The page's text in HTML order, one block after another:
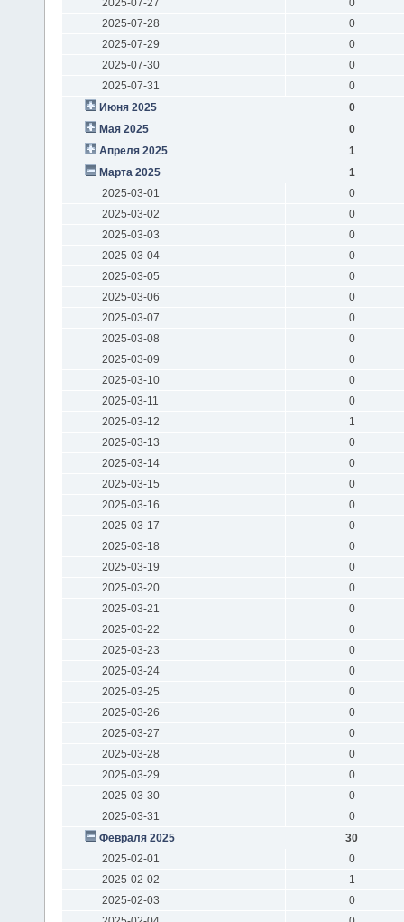
2025-07-27
0
2025-07-28
0
2025-07-29
0
2025-07-30
0
2025-07-31
0
Июня 2025
0
Мая 2025
0
Апреля 2025
1
Марта 2025
1
2025-03-01
0
2025-03-02
0
2025-03-03
0
2025-03-04
0
2025-03-05
0
2025-03-06
0
2025-03-07
0
2025-03-08
0
2025-03-09
0
2025-03-10
0
2025-03-11
0
2025-03-12
1
2025-03-13
0
2025-03-14
0
2025-03-15
0
2025-03-16
0
2025-03-17
0
2025-03-18
0
2025-03-19
0
2025-03-20
0
2025-03-21
0
2025-03-22
0
2025-03-23
0
2025-03-24
0
2025-03-25
0
2025-03-26
0
2025-03-27
0
2025-03-28
0
2025-03-29
0
2025-03-30
0
2025-03-31
0
Февраля 2025
30
2025-02-01
0
2025-02-02
1
2025-02-03
0